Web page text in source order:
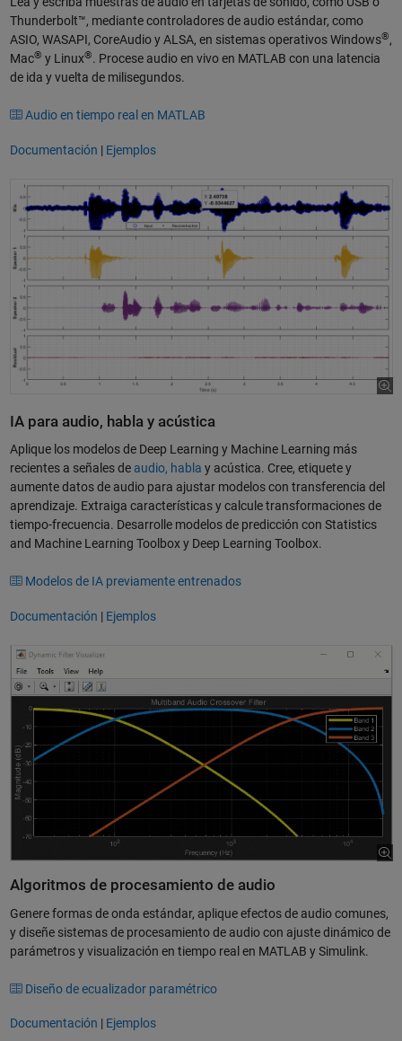
Thunderbolt™, mediante controladores de audio estándar, como
ASIO, WASAPI, CoreAudio y ALSA, en sistemas operativos Windows®,
Mac® y Linux®. Procese audio en vivo en MATLAB con una latencia
de ida y vuelta de milisegundos.
Audio en tiempo real en MATLAB
Documentación | Ejemplos
IA para audio, habla y acústica
Aplique los modelos de Deep Learning y Machine Learning más
recientes a señales de audio, habla y acústica. Cree, etiquete y
aumente datos de audio para ajustar modelos con transferencia del
aprendizaje. Extraiga características y calcule transformaciones de
tiempo-frecuencia. Desarrolle modelos de predicción con Statistics
and Machine Learning Toolbox y Deep Learning Toolbox.
Modelos de IA previamente entrenados
Documentación | Ejemplos
Algoritmos de procesamiento de audio
Genere formas de onda estándar, aplique efectos de audio comunes,
y diseñe sistemas de procesamiento de audio con ajuste dinámico de
parámetros y visualización en tiempo real en MATLAB y Simulink.
Diseño de ecualizador paramétrico
Documentación | Ejemplos